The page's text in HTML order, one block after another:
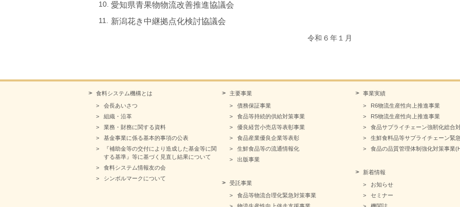
愛知県青果物物流改善推進協議会
新潟花き中継拠点化検討協議会
令和６年１月
食料システム機構とは
会長あいさつ
組織・沿革
業務・財務に関する資料
基金事業に係る基本的事項の公表
『補助金等の交付により造成した基金等に関
する基準』等に基づく見直し結果について
食料システム情報友の会
シンボルマークについて
主要事業
債務保証事業
食品等持続的供給対策事業
優良経営小売店等表彰事業
食品産業優良企業等表彰
生鮮食品等の流通情報化
出版事業
受託事業
食品等物流合理化緊急対策事業
事業実績
R6物流生産性向上推進事業
R5物流生産性向上推進事業
食品サプライチェーン強靭化総合
生鮮食料品等サプライチェーン緊
食品の品質管理体制強化対策事業
新着情報
お知らせ
セミナー